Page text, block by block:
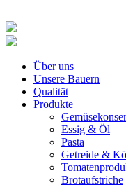
Über uns
Unsere Bauern
Qualität
Produkte
Essig & Öl
Pasta
Getreide &
Brotaufstriche